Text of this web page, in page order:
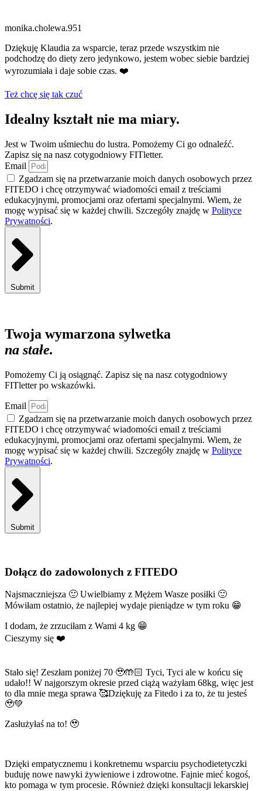
monika.cholewa.951
Dziękuję Klaudia za wsparcie, teraz przede wszystkim nie
podchodzę do diety zero jedynkowo, jestem wobec siebie bardziej
wyrozumiała i daje sobie czas. ❤️
Też chcę się tak czuć
Idealny kształt nie ma miary.
Jest w Twoim uśmiechu do lustra. Pomożemy Ci go odnaleźć.
Zapisz się na nasz cotygodniowy FITletter.
Email
Zgadzam się na przetwarzanie moich danych osobowych przez
FITEDO i chcę otrzymywać wiadomości email z treściami
edukacyjnymi, promocjami oraz ofertami specjalnymi. Wiem, że
mogę wypisać się w każdej chwili. Szczegóły znajdę w Polityce
Prywatności.
Submit
Twoja wymarzona sylwetka
na stałe.
Pomożemy Ci ją osiągnąć. Zapisz się na nasz cotygodniowy
FITletter po wskazówki.
Email
Zgadzam się na przetwarzanie moich danych osobowych przez
FITEDO i chcę otrzymywać wiadomości email z treściami
edukacyjnymi, promocjami oraz ofertami specjalnymi. Wiem, że
mogę wypisać się w każdej chwili. Szczegóły znajdę w Polityce
Prywatności.
Submit
Dołącz do zadowolonych z FITEDO
Najsmaczniejsza 🙂 Uwielbiamy z Mężem Wasze posiłki 🙂
Mówiłam ostatnio, że najlepiej wydaje pieniądze w tym roku 😁
I dodam, że zrzuciłam z Wami 4 kg 😁
Cieszymy się ❤️
Stało się! Zeszłam poniżej 70 🥹🤲🏻 Tyci, Tyci ale w końcu się
udało!! W najgorszym okresie przed ciążą ważyłam 68kg, więc jest
to dla mnie mega sprawa 🥰Dziękuję za Fitedo i za to, że tu jesteś
🥹💚
Zasłużyłaś na to! 🥹
Dzięki empatycznemu i konkretnemu wsparciu psychodietetyczki
buduję nowe nawyki żywieniowe i zdrowotne. Fajnie mieć kogoś,
kto pomaga w tym procesie. Również dzięki konsultacji lekarskiej